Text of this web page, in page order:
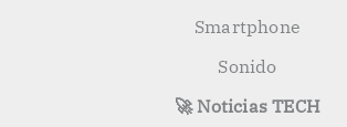
Smartphone
Sonido
🚀 Noticias TECH